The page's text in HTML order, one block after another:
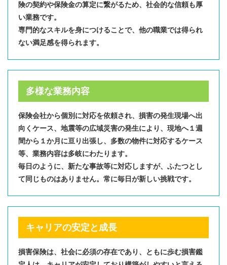
険の契約や保険金の算定に繋がるため、社会的な信頼も厚
い業務です。​
専門的なスキルを身につけることで、他の職業では得られ
ない満足感を得られます。​
多様な業務内容
保険会社から個別に対応を依頼され、損害の発生現場へ出
向くケース、地震等の広域災害の発生により、現地へ１週
間から１か月に亘り出張し、多数の物件に対応するケース
等、業務内容は多岐にわたります。​
毎日のように、新たな事故等に対応しますが、ふたつとし
て同じものはありません。常に毎日が新しい挑戦です。​
キャリアの安定と成長
損害保険は、社会に必須の存在であり、ともに歩む損害鑑